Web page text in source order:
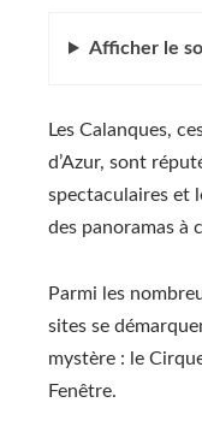
Afficher le
Les Calanques,
d’Azur, sont
spectaculaires et
des panoramas à
Parmi les
sites se
mystère : le
Fenêtre.